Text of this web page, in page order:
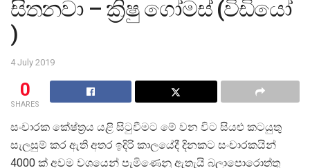
සිතනවා – ක්‍රිෂු ගෝමස් (විඩියෝ
)
4 July 2019
0
SHARES
සංචාරක කේෂ්ත්‍රය යළි සිටුවීමට මේ වන විට සියළු කටයුතු
සැලසුම් කර ඇති අතර ඉදිරි කාලයේදී දිනකට සංචාරකයින්
4000 ක් අවම වශයෙන් පැමිණෙනු ඇතැයි බලාපොරොත්තු